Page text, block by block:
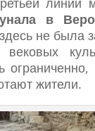
в
не была
вековых
жители.